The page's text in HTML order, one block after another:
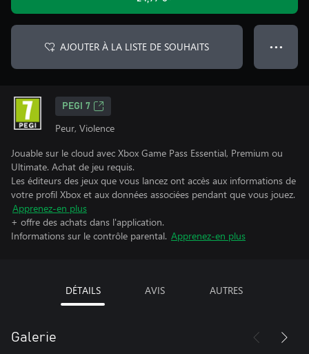
AJOUTER À LA LISTE DE SOUHAITS ● ● ●
PEGI 7
Peur, Violence
Jouable sur le cloud avec Xbox Game Pass Essential, Premium ou
Ultimate. Achat de jeu requis.
Les éditeurs des jeux que vous lancez ont accès aux informations de
votre profil Xbox et aux données associées pendant que vous jouez.
Apprenez-en plus
+ offre des achats dans l'application.
Informations sur le contrôle parental. Apprenez-en plus
DÉTAILS AVIS AUTRES
Galerie